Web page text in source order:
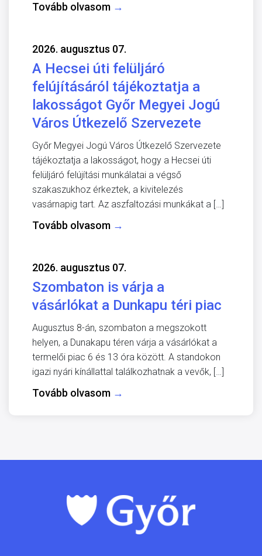
Tovább olvasom →
2026. augusztus 07.
A Hecsei úti felüljáró
felújításáról tájékoztatja a
lakosságot Győr Megyei Jogú
Város Útkezelő Szervezete
Győr Megyei Jogú Város Útkezelő Szervezete
tájékoztatja a lakosságot, hogy a Hecsei úti
felüljáró felújítási munkálatai a végső
szakaszukhoz érkeztek, a kivitelezés
vasárnapig tart. Az aszfaltozási munkákat a […]
Tovább olvasom →
2026. augusztus 07.
Szombaton is várja a
vásárlókat a Dunkapu téri piac
Augusztus 8-án, szombaton a megszokott
helyen, a Dunakapu téren várja a vásárlókat a
termelői piac 6 és 13 óra között. A standokon
igazi nyári kínállattal találkozhatnak a vevők, […]
Tovább olvasom →